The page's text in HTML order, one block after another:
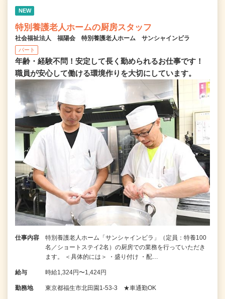
NEW
特別養護老人ホームの厨房スタッフ
社会福祉法人 福陽会 特別養護老人ホーム サンシャインビラ
パート
年齢・経験不問！安定して長く勤められるお仕事です！
職員が安心して働ける環境作りを大切にしています。
仕事内容
特別養護老人ホーム「サンシャインビラ」（定員：特養100
名／ショートステイ2名）の厨房での業務を行っていただき
ます。 ＜具体的には＞ ・盛り付け ・配…
給与 時給1,324円〜1,424円
勤務地 東京都福生市北田園1-53-3 ★車通勤OK